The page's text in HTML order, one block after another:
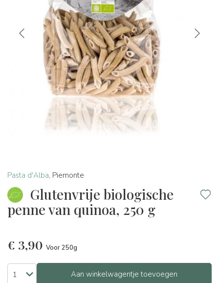
Pasta d'Alba, Piemonte
Glutenvrije biologische
penne van quinoa, 250 g
€ 3,90 Voor 250g
Aan winkelwagentje toevoegen